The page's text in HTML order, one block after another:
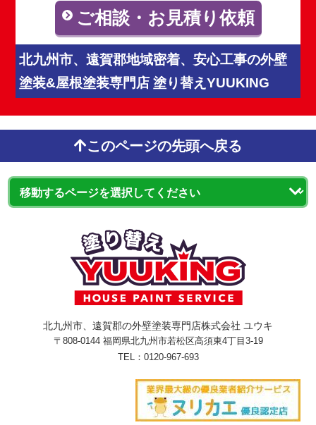
ご相談・お見積り依頼
北九州市、遠賀郡地域密着、安心工事の外壁
塗装&屋根塗装専門店 塗り替えYUUKING
このページの先頭へ戻る
北九州市、遠賀郡の外壁塗装専門店株式会社 ユウキ
〒808-0144 福岡県北九州市若松区高須東4丁目3-19
TEL： 0120-967-693